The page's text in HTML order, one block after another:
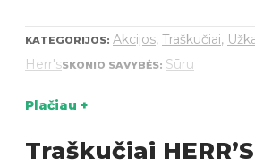
KATEGORIJOS: Akcijos, Traškučiai,
Herr'sSKONIO SAVYBĖS: Sūru
Plačiau +
Traškučiai